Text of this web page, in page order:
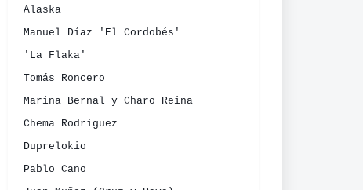
Alaska
Manuel Díaz 'El Cordobés'
'La Flaka'
Tomás Roncero
Marina Bernal y Charo Reina
Chema Rodríguez
Duprelokio